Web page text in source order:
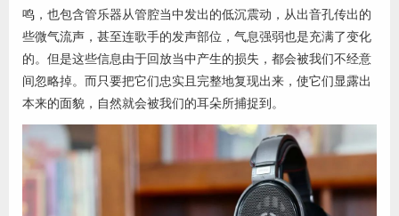
鸣，也包含管乐器从管腔当中发出的低沉震动，从出音孔传出的
些微气流声，甚至连歌手的发声部位，气息强弱也是充满了变化
的。但是这些信息由于回放当中产生的损失，都会被我们不经意
间忽略掉。而只要把它们忠实且完整地复现出来，使它们显露出
本来的面貌，自然就会被我们的耳朵所捕捉到。